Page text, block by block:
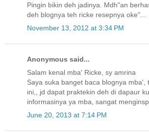
Pingin bikin deh jadinya. Mdh"an
deh blognya teh ricke resepnya oke"...
November 13, 2012 at 3:34 PM
Anonymous said...
Salam kenal mba' Ricke, sy amrina
Saya suka banget baca blognya mba',
ini,, jd dapat praktekin deh di dapaur
informasinya ya mba, sangat
June 20, 2013 at 7:14 PM